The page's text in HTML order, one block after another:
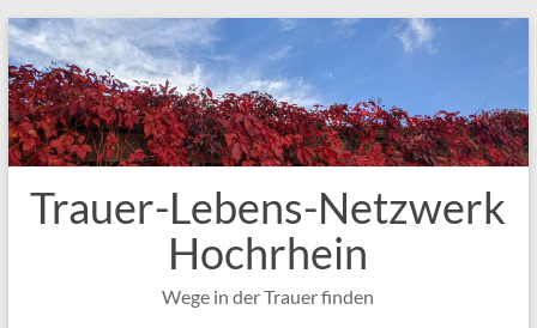
Zum
Inhalt
springen
Trauer-Lebens-Netzwerk
Hochrhein
Wege in der Trauer finden